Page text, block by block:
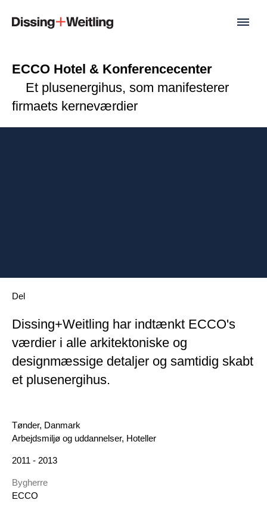
ECCO Hotel & Konferencecenter
Et plusenergihus, som manifesterer
firmaets kerneværdier
Dissing+Weitling har indtænkt ECCO's
værdier i alle arkitektoniske og
designmæssige detaljer og samtidig skabt
et plusenergihus.
Del
Geografi
Tønder, Danmark
DK Category
Arbejdsmiljø og uddannelser, Hoteller
År
2011 - 2013
Bygherre
ECCO